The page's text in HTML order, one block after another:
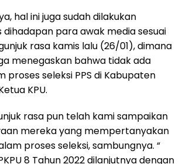
hal ini juga sudah dilakukan
para awak media sesuai
rasa kamis lalu (26/01), dimana
menegaskan bahwa tidak ada
proses seleksi PPS di Kabupaten
KPU.
rasa pun telah kami sampaikan
mereka yang mempertanyakan
proses seleksi, sambungnya. “
8 Tahun 2022 dilanjutnya dengan